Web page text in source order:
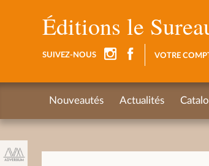
Éditions le
SUIVEZ-NOUS VOTRE
Nouveautés Actualités